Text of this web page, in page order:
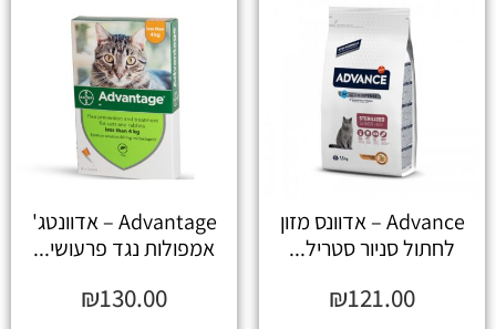
Advance – אדוונס מזון
לחתול סניור סטריל...
₪121.00
Advantage – אדוונטג'
אמפולות נגד פרעושי...
₪130.00